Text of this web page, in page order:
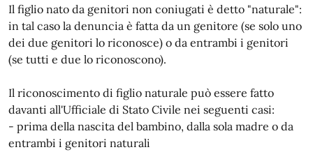
Il figlio nato da genitori non coniugati è detto "naturale":
in tal caso la denuncia è fatta da un genitore (se solo uno
dei due genitori lo riconosce) o da entrambi i genitori
(se tutti e due lo riconoscono).
Il riconoscimento di figlio naturale può essere fatto
davanti all'Ufficiale di Stato Civile nei seguenti casi:
- prima della nascita del bambino, dalla sola madre o da
entrambi i genitori naturali